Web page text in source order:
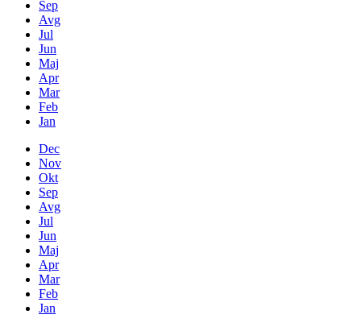
Sep
Avg
Jul
Jun
Maj
Apr
Mar
Feb
Jan
Dec
Nov
Okt
Sep
Avg
Jul
Jun
Maj
Apr
Mar
Feb
Jan